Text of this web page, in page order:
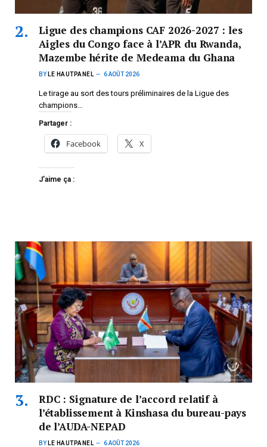
Ligue des champions CAF 2026-2027 : les
Aigles du Congo face à l’APR du Rwanda,
Mazembe hérite de Medeama du Ghana
BY LE HAUTPANEL 6 AOÛT 2026
Le tirage au sort des tours préliminaires de la Ligue des
champions…
Partager :
Facebook X
J’aime ça :
RDC : Signature de l’accord relatif à
l’établissement à Kinshasa du bureau-pays
de l’AUDA-NEPAD
BY LE HAUTPANEL 6 AOÛT 2026